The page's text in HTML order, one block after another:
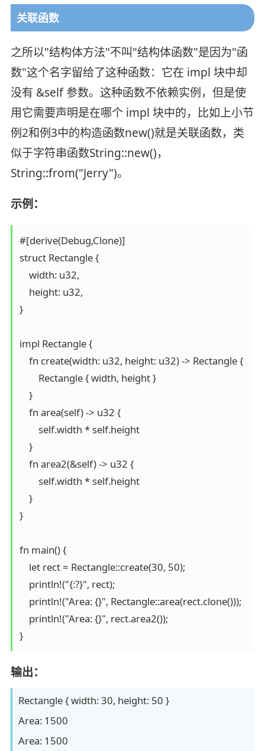
关联函数
之所以"结构体方法"不叫"结构体函数"是因为"函
数"这个名字留给了这种函数：它在 impl 块中却
没有 &self 参数。这种函数不依赖实例，但是使
用它需要声明是在哪个 impl 块中的，比如上小节
例2和例3中的构造函数new()就是关联函数，类
似于字符串函数String::new()，
String::from("Jerry")。
示例：
#[derive(Debug,Clone)]
struct Rectangle {
    width: u32,
    height: u32,
}
impl Rectangle {
    fn create(width: u32, height: u32) -> Rectangle {
        Rectangle { width, height }
    }
    fn area(self) -> u32 {
        self.width * self.height
    }
    fn area2(&self) -> u32 {
        self.width * self.height
    }
}
fn main() {
    let rect = Rectangle::create(30, 50);
    println!("{:?}", rect);
    println!("Area: {}", Rectangle::area(rect.clone()));
    println!("Area: {}", rect.area2());
}
输出：
Rectangle { width: 30, height: 50 }
Area: 1500
Area: 1500